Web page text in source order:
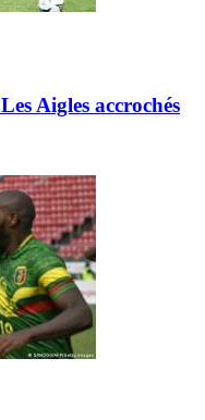
Aigles accrochés